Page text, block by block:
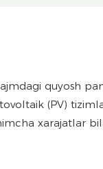
quyosh
(PV)
xarajatlar